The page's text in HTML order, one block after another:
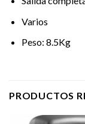
Varios
Peso: 8.5Kg
PRODUCTOS